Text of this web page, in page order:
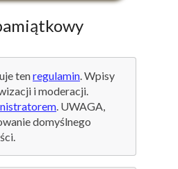
tenregulamin. Wpisy
i moderacji.
. UWAGA,
domyślnego